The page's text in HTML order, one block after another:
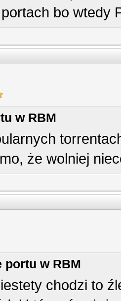
bo wtedy
w RBM
że wolniej
portu w RBM
chodzi to